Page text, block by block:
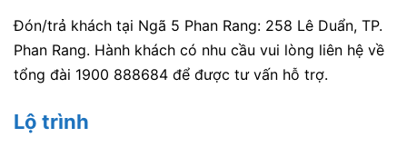
Đón/trả khách tại Ngã 5 Phan Rang: 258 Lê Duẩn, TP.
Phan Rang. Hành khách có nhu cầu vui lòng liên hệ về
tổng đài 1900 888684 để được tư vấn hỗ trợ.
Lộ trình